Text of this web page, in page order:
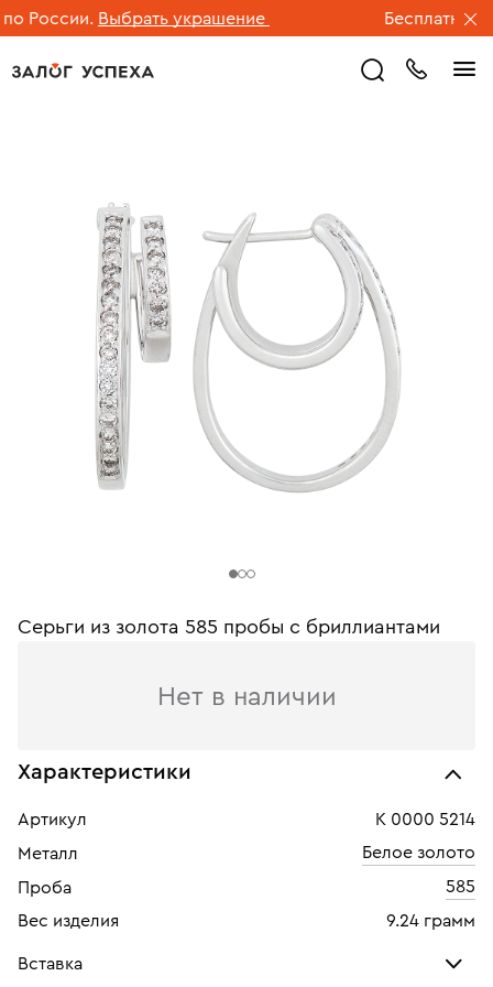
России. Выбрать украшение Бесплатная
Серьги из золота 585 пробы c бриллиантами
Нет в наличии
Характеристики
Артикул
К 0000 5214
Металл
Белое золото
Проба
585
Вес изделия
9.24 грамм
Вставка